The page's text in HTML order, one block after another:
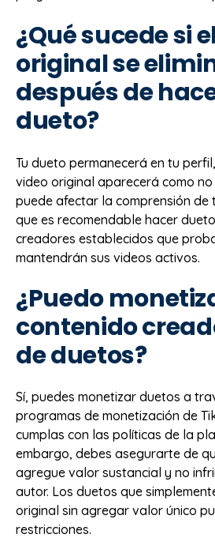
¿Qué sucede si
original se
después de
dueto?
Tu dueto permanecerá en tu
video original aparecerá como no
puede afectar la comprensión de
que es recomendable hacer
creadores establecidos que
mantendrán sus videos activos.
¿Puedo
contenido
de duetos?
Sí, puedes monetizar duetos a
programas de monetización de
cumplas con las políticas de la
embargo, debes asegurarte de
agregue valor sustancial y no
autor. Los duetos que
original sin agregar valor único
restricciones.